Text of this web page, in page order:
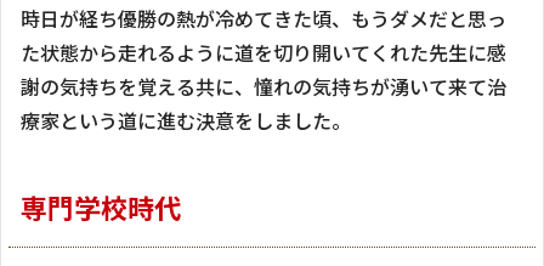
時日が経ち優勝の熱が冷めてきた頃、もうダメだと思っ
た状態から走れるように道を切り開いてくれた先生に感
謝の気持ちを覚える共に、憧れの気持ちが湧いて来て治
療家という道に進む決意をしました。
専門学校時代